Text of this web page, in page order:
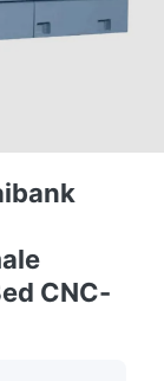
CNC-